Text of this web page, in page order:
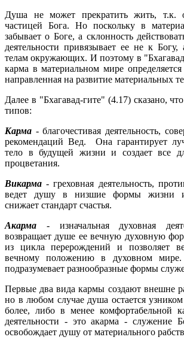
Душа не может прекратить жить, т.к.
частицей Бога. Но поскольку в
забывает о Боге, а склонность
деятельности привязывает ее не к
телам окружающих. И поэтому в
карма в материальном мире определяется
направленная на развитие материальных
Далее в "Бхагавад-гите" (4.17) сказано,
типов:
Карма - благочестивая деятельность,
рекомендаций Вед. Она гарантирует
тело в будущей жизни и создает все
процветания.
Викарма - греховная деятельность,
ведет душу в низшие формы жизни и,
снижает стандарт счастья.
Акарма - изначальная духовная
возвращает душе ее вечную духовную
из цикла перерождений и позволяет
вечному положению в духовном мире.
подразумевает разнообразные формы
Первые два вида кармы создают внешне
но в любом случае душа остается
более, либо в менее комфортабельной
деятельности - это акарма - служение
освобождает душу от материального